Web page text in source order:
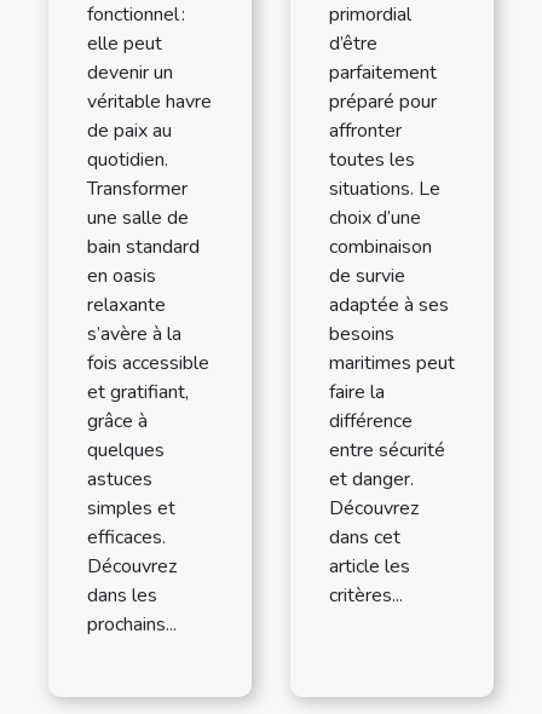
fonctionnel :
elle peut
devenir un
véritable havre
de paix au
quotidien.
Transformer
une salle de
bain standard
en oasis
relaxante
s’avère à la
fois accessible
et gratifiant,
grâce à
quelques
astuces
simples et
efficaces.
Découvrez
dans les
prochains...
primordial
d’être
parfaitement
préparé pour
affronter
toutes les
situations. Le
choix d’une
combinaison
de survie
adaptée à ses
besoins
maritimes peut
faire la
différence
entre sécurité
et danger.
Découvrez
dans cet
article les
critères...